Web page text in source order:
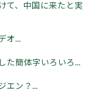
て、中国に来たと実
オ...
た簡体字いろいろ...
エン？...